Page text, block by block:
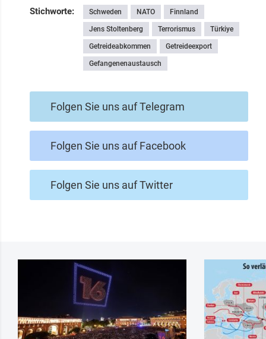
Stichworte: Schweden NATO Finnland
Jens Stoltenberg Terrorismus Türkiye
Getreideabkommen Getreideexport
Gefangenenaustausch
Folgen Sie uns auf Telegram
Folgen Sie uns auf Facebook
Folgen Sie uns auf Twitter